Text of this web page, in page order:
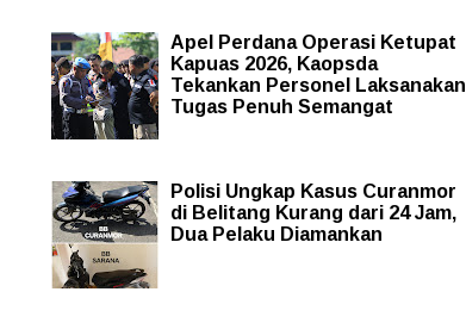
Apel Perdana Operasi Ketupat
Kapuas 2026, Kaopsda
Tekankan Personel Laksanakan
Tugas Penuh Semangat
Polisi Ungkap Kasus Curanmor
di Belitang Kurang dari 24 Jam,
Dua Pelaku Diamankan